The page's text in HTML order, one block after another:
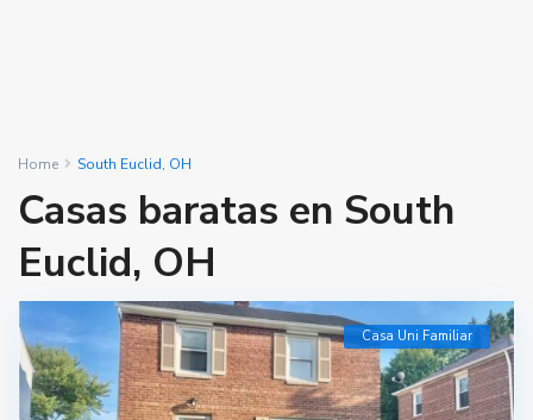
Home South Euclid, OH
Casas baratas en South
Euclid, OH
Casa Uni Familiar